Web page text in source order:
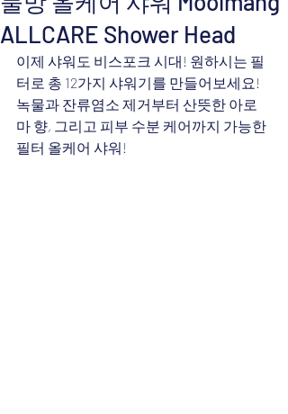
ALLCARE Shower Head
이제 샤워도 비스포크 시대! 원하시는 필
터로 총 12가지 샤워기를 만들어보세요!
녹물과 잔류염소 제거부터 산뜻한 아로
마 향, 그리고 피부 수분 케어까지 가능한
필터 올케어 샤워!